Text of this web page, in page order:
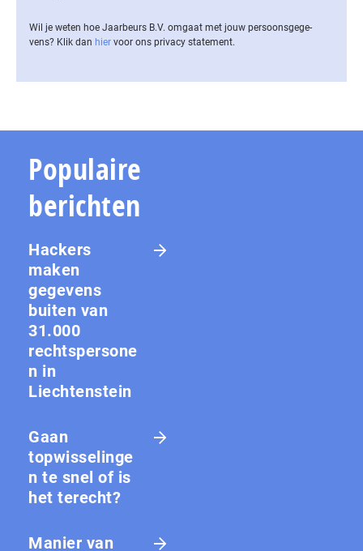
Wil je weten hoe Jaarbeurs B.V. omgaat met jouw per­soons­ge­ge­
vens? Klik dan hier voor ons privacy statement.
Populaire
berichten
Hackers
maken
gegevens
buiten van
31.000
rechtspersone
n in
Liechtenstein
Gaan
topwisselinge
n te snel of is
het terecht?
Manier van